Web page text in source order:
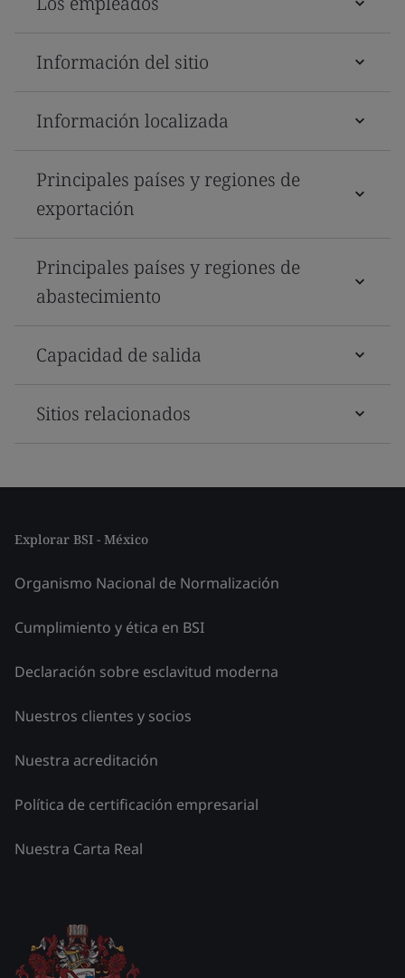
Información del sitio
Información localizada
Principales países y regiones de
exportación
Principales países y regiones de
abastecimiento
Capacidad de salida
Sitios relacionados
Explorar BSI - México
Organismo Nacional de Normalización
Cumplimiento y ética en BSI
Declaración sobre esclavitud moderna
Nuestros clientes y socios
Nuestra acreditación
Política de certificación empresarial
Nuestra Carta Real